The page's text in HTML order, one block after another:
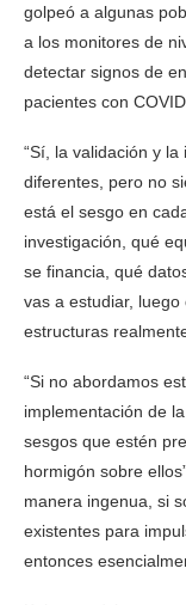
golpeó a algunas
a los monitores de
detectar signos de
pacientes con
“Sí, la validación y
diferentes, pero no
está el sesgo en
investigación, qué
se financia, qué
vas a estudiar,
estructuras
“Si no abordamos
implementación de
sesgos que estén
hormigón sobre
manera ingenua, si
existentes para
entonces